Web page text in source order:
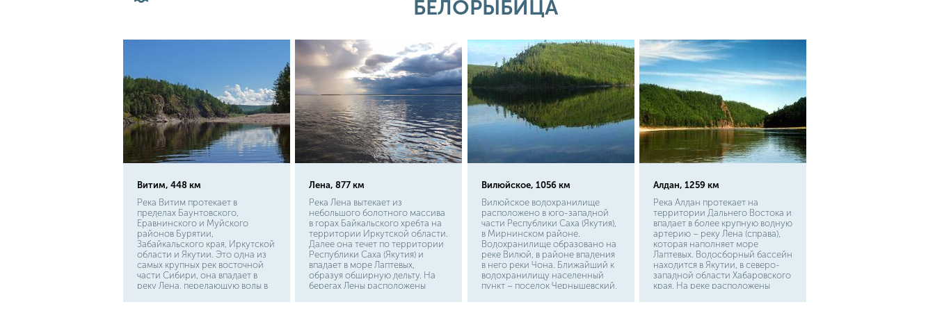
снастями, которые и применять
следует целенаправленно.
сама хищница?
поведение в реке
непредсказуемо. Она может
самой активной, и самой
пассивной форме.
для рыболовов и гурманов.
БЕЛОРЫБИЦА
Витим, 448 км
Река Витим протекает в
пределах Баунтовского,
Еравнинского и Муйского
районов Бурятии,
Забайкальского края, Иркутской
области и Якутии. Это одна из
самых крупных рек восточной
части Сибири, она впадает в
реку Лена, передающую воды в
Лена, 877 км
Река Лена вытекает из
небольшого болотного массива
в горах Байкальского хребта на
территории Иркутской области.
Далее она течет по территории
Республики Саха (Якутия) и
впадает в море Лаптевых,
образуя обширную дельту. На
берегах Лены расположены
Вилюйское, 1056 км
Вилюйское водохранилище
расположено в юго-западной
части Республики Саха (Якутия),
в Мирнинском районе.
Водохранилище образовано на
реке Вилюй, в районе впадения
в него реки Чона. Ближайший к
водохранилищу населенный
пункт – поселок Чернышевский,
Алдан, 1259 км
Река Алдан протекает на
территории Дальнего Востока и
впадает в более крупную водную
артерию – реку Лена (справа),
которая наполняет море
Лаптевых. Водосборный бассейн
находится в Якутии, в северо-
западной области Хабаровского
края. На реке расположены